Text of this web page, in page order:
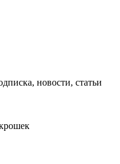
новости, статьи